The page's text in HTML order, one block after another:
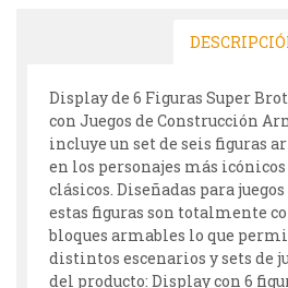
Display de 6 Figuras Super
con Juegos de Construcción
incluye un set de seis figuras
en los personajes más
clásicos. Diseñadas para
estas figuras son totalmente
bloques armables lo que
distintos escenarios y sets de
del producto: Display con 6